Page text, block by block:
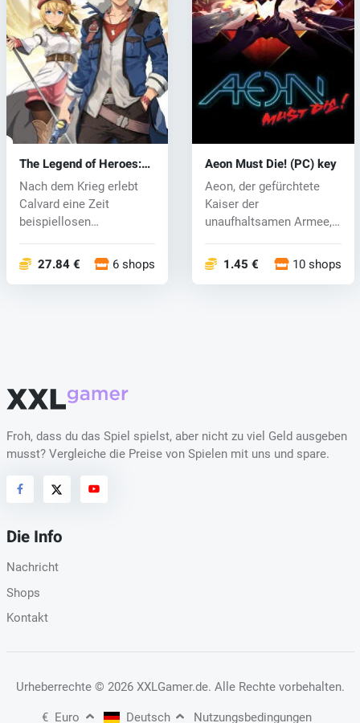
The Legend of Heroes:
Trails through Daybreak
(PC) key
Nach dem Krieg erlebt
Calvard eine Zeit
beispiellosen
27.84 € 6 shops
Aeon Must Die! (PC) key
Aeon, der gefürchtete
Kaiser der
unaufhaltsamen Armee,
1.45 € 10 shops
Froh, dass du das Spiel spielst, aber nicht zu viel Geld ausgeben
musst? Vergleiche die Preise von Spielen mit uns und spare.
Die Info
Nachricht
Shops
Kontakt
Urheberrechte © 2026 XXLGamer.de. Alle Rechte vorbehalten.
€ Euro Deutsch Nutzungsbedingungen